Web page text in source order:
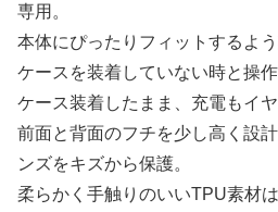
専用。
本体にぴったりフィットするよう
ケースを装着していない時と操作
ケース装着したまま、充電もイ
前面と背面のフチを少し高く設
ンズをキズから保護。
柔らかく手触りのいいTPU素材